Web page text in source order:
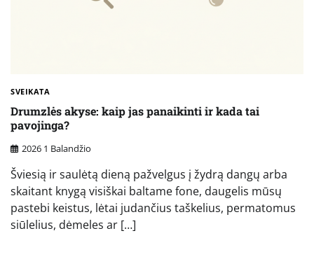
SVEIKATA
Drumzlės akyse: kaip jas panaikinti ir kada tai
pavojinga?
2026 1 Balandžio
Šviesią ir saulėtą dieną pažvelgus į žydrą dangų arba
skaitant knygą visiškai baltame fone, daugelis mūsų
pastebi keistus, lėtai judančius taškelius, permatomus
siūlelius, dėmeles ar […]